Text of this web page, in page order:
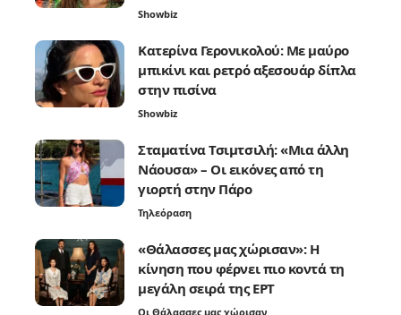
Showbiz
Κατερίνα Γερονικολού: Με μαύρο
μπικίνι και ρετρό αξεσουάρ δίπλα
στην πισίνα
Showbiz
Σταματίνα Τσιμτσιλή: «Μια άλλη
Νάουσα» – Οι εικόνες από τη
γιορτή στην Πάρο
Τηλεόραση
«Θάλασσες μας χώρισαν»: Η
κίνηση που φέρνει πιο κοντά τη
μεγάλη σειρά της ΕΡΤ
Οι Θάλασσες μας χώρισαν